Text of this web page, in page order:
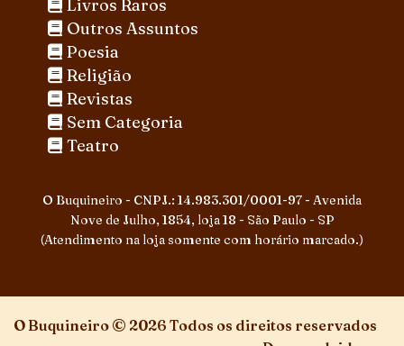
Livros Raros
Outros Assuntos
Poesia
Religião
Revistas
Sem Categoria
Teatro
O Buquineiro - CNPJ.: 14.983.301/0001-97 - Avenida
Nove de Julho, 1854, loja 18 - São Paulo - SP
(Atendimento na loja somente com horário marcado.)
O Buquineiro © 2026 Todos os direitos reservados